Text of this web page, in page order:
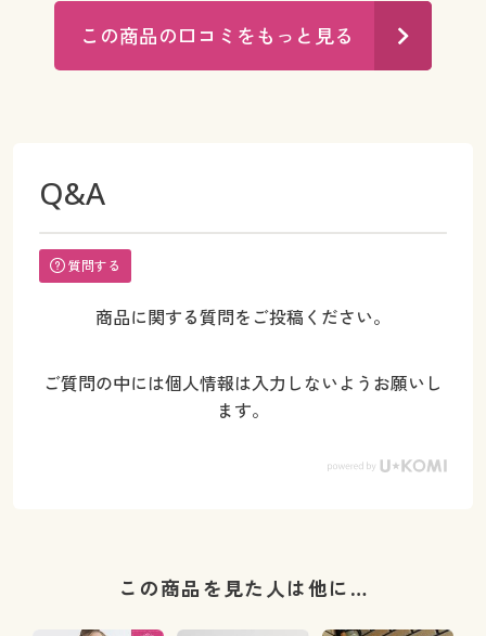
この商品の口コミをもっと見る
Q&A
質問する
商品に関する質問をご投稿ください。
ご質問の中には個人情報は入力しないようお願いし
ます。
この商品を見た人は他に…